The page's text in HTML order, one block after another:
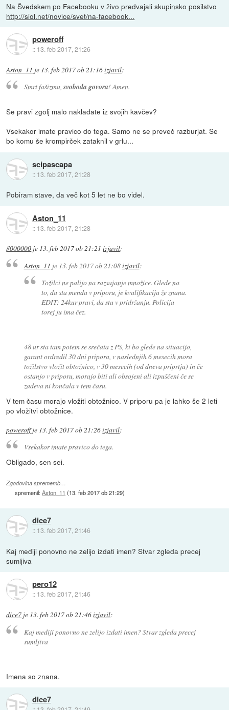
Na Švedskem po Facebooku v živo predvajali skupinsko posilstvo
http://siol.net/novice/svet/na-facebook...
poweroff
:: 13. feb 2017, 21:26
Aston_11 je 13. feb 2017 ob 21:16izjavil:
Smrt fašizmu,svoboda govora! Amen.
Se pravi zgolj malo nakladate iz svojih kavčev?
Vsekakor imate pravico do tega. Samo ne se preveč razburjat. Se
bo komu še krompirček zataknil v grlu...
scipascapa
:: 13. feb 2017, 21:28
Pobiram stave, da več kot 5 let ne bo videl.
Aston_11
:: 13. feb 2017, 21:28
#000000 je 13. feb 2017 ob 21:21 izjavil:
Aston_11 je 13. feb 2017 ob 21:08izjavil:
Tožilci ne palijo na razsajanje množice. Glede na
to, da sta menda v priporu, je kvalifikacija že znana.
EDIT: 24kur pravi, da sta v pridržanju. Policija
torej ju ima čez.
48 ur sta tam potem se srečata z PS, ki bo glede na situacijo,
garant ordredil 30 dni pripora, v naslednjih 6 mesecih mora
tožilstvo vložit obtožnico, v 30 mesecih (od dneva priprtja) in če
ostanjo v priporu, morajo biti ali obsojeni ali izpuščeni če se
zadeva ni končala v tem času.
V tem času morajo vložiti obtožnico. V priporu pa je lahko še 2 leti
po vložitvi obtožnice.
poweroffje 13. feb 2017 ob 21:26izjavil:
Vsekakor imate pravico do tega.
Obligado, sen sei.
Zgodovina sprememb…
spremenil:Aston_11 (13. feb 2017 ob 21:29)
dice7
:: 13. feb 2017, 21:46
Kaj mediji ponovno ne zelijo izdati imen? Stvar zgleda precej
sumljiva
pero12
:: 13. feb 2017, 21:46
dice7 je 13. feb 2017 ob 21:46izjavil:
Kaj mediji ponovno ne zelijo izdati imen? Stvar zgleda precej
sumljiva
Imena so znana.
dice7